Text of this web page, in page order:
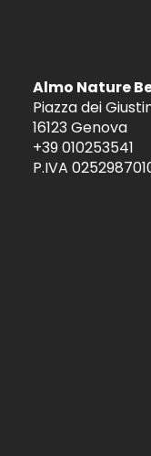
Almo Nature
Piazza dei
16123 Genova
+39 010253541
P.IVA